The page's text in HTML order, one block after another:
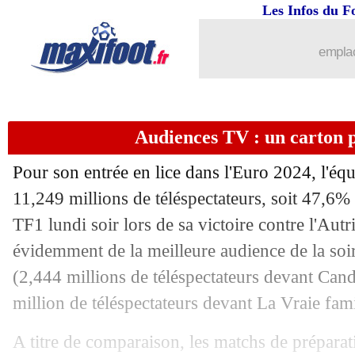
Les Infos du
Audiences TV : un carton
Pour son entrée en lice dans l'Euro 2024,
11,249 millions de téléspectateurs, soit
TF1 lundi soir lors de sa victoire contre
évidemment de la meilleure audience de la
(2,444 millions de téléspectateurs devant
million de téléspectateurs devant La Vraie
A titre de comparaison, les matchs de
: les législatives, Diallo défend
18/06 Euro: Thuram, 10e duo père-fils de
: Deschamps pointe un manque
18/06 EdF: un record en tournois égalé
18/06 Lyon: Benfica lorgne Tagliafico
18/06 Croatie: Vlasic forfait pour la suite
18/06 : objectif Pologne pour Mbappé ?